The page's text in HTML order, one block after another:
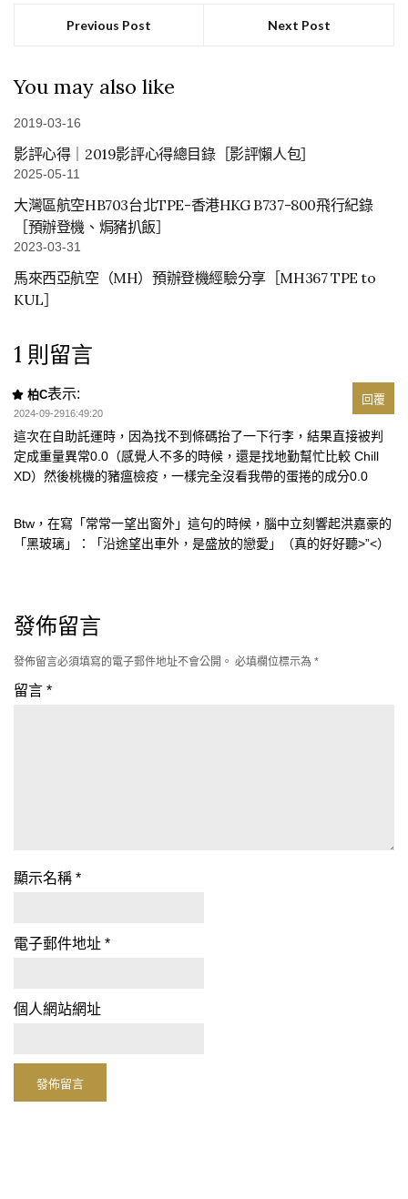
Previous Post Next Post
You may also like
2019-03-16
影評心得｜2019影評心得總目錄［影評懶人包］
2025-05-11
大灣區航空HB703台北TPE-香港HKG B737-800飛行紀錄
［預辦登機、焗豬扒飯］
2023-03-31
馬來西亞航空（MH）預辦登機經驗分享［MH367 TPE to
KUL］
1 則留言
柏C表示:
2024-09-2916:49:20
這次在自助託運時，因為找不到條碼抬了一下行李，結果直接被判
定成重量異常0.0（感覺人不多的時候，還是找地勤幫忙比較 Chill
XD）然後桃機的豬瘟檢疫，一樣完全沒看我帶的蛋捲的成分0.0
Btw，在寫「常常一望出窗外」這句的時候，腦中立刻響起洪嘉豪的
「黑玻璃」：「沿途望出車外，是盛放的戀愛」（真的好好聽>”<）
回覆
發佈留言
發佈留言必須填寫的電子郵件地址不會公開。 必填欄位標示為 *
留言 *
顯示名稱 *
電子郵件地址 *
個人網站網址